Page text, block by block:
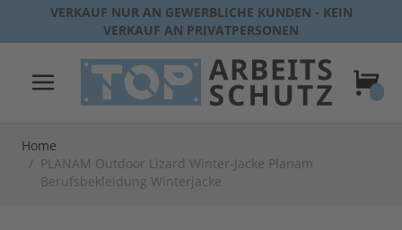
Direkt zum Inhalt
VERKAUF NUR AN GEWERBLICHE KUNDEN - KEIN
VERKAUF AN PRIVATPERSONEN
Home
/ PLANAM Outdoor Lizard Winter-Jacke Planam
Berufsbekleidung Winterjacke